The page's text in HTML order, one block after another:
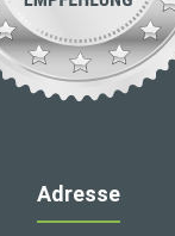
Adresse